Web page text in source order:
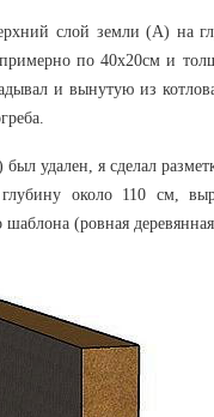
слой земли (А) на
по 40х20см и
и вынутую из
удален, я сделал
около 110 см,
(ровная